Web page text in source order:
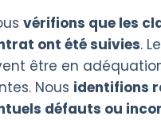
vérifions que les
ont été suivies.
être en
Nous identifions
défauts ou